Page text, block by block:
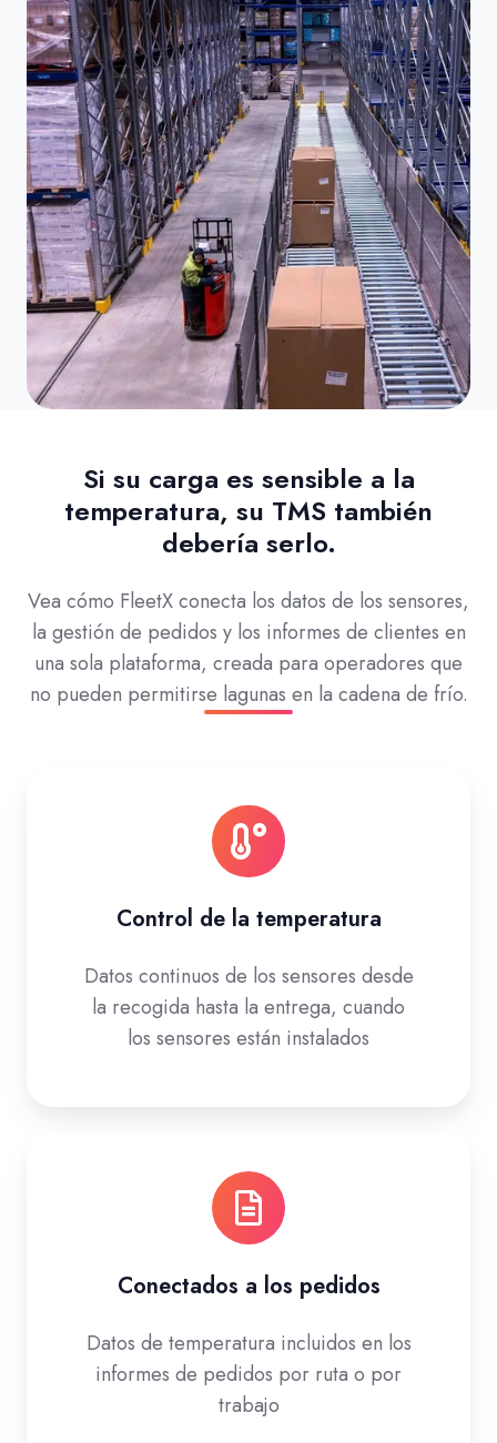
Si su carga es sensible a la
temperatura, su TMS también
debería serlo.
Vea cómo FleetX conecta los datos de los sensores,
la gestión de pedidos y los informes de clientes en
una sola plataforma, creada para operadores que
no pueden permitirse lagunas en la cadena de frío.
Control de la temperatura
Datos continuos de los sensores desde
la recogida hasta la entrega, cuando
los sensores están instalados
Conectados a los pedidos
Datos de temperatura incluidos en los
informes de pedidos por ruta o por
trabajo